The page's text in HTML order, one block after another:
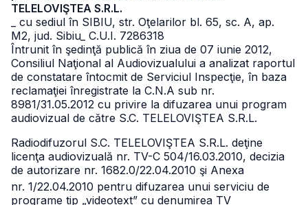
TELELOVIŞTEA S.R.L.
_ cu sediul în SIBIU, str. Oţelarilor bl. 65, sc. A, ap.
M2, jud. Sibiu_ C.U.I. 7286318
Întrunit în şedinţă publică în ziua de 07 iunie 2012,
Consiliul Naţional al Audiovizualului a analizat raportul
de constatare întocmit de Serviciul Inspecţie, în baza
reclamaţiei înregistrate la C.N.A sub nr.
8981/31.05.2012 cu privire la difuzarea unui program
audiovizual de către S.C. TELELOVIŞTEA S.R.L.
Radiodifuzorul S.C. TELELOVIŞTEA S.R.L. deţine
licenţa audiovizuală nr. TV-C 504/16.03.2010, decizia
de autorizare nr. 1682.0/22.04.2010 şi Anexa
nr. 1/22.04.2010 pentru difuzarea unui serviciu de
programe tip „videotext” cu denumirea TV